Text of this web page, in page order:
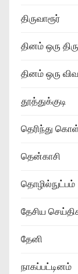
திருவாரூர்
தினம் ஒரு
தினம் ஒரு
தூத்துக்குடி
தெரிந்து
தென்காசி
தொழில்நுட்பம்
தேசிய
தேனி
நாகப்பட்டினம்